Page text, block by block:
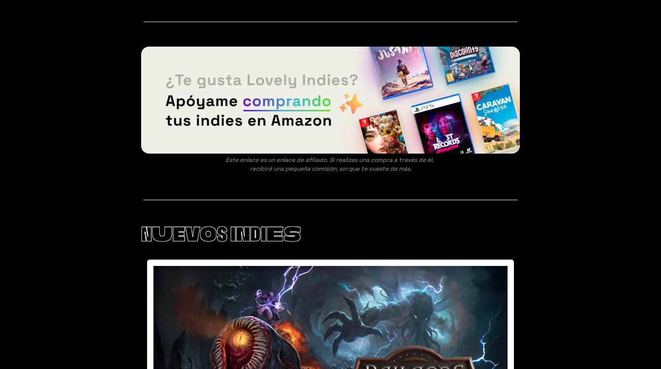
Este enlace es un enlace de afiliado. Si realizas una compra a través de él,
recibiré una pequeña comisión, sin que te cueste de más.